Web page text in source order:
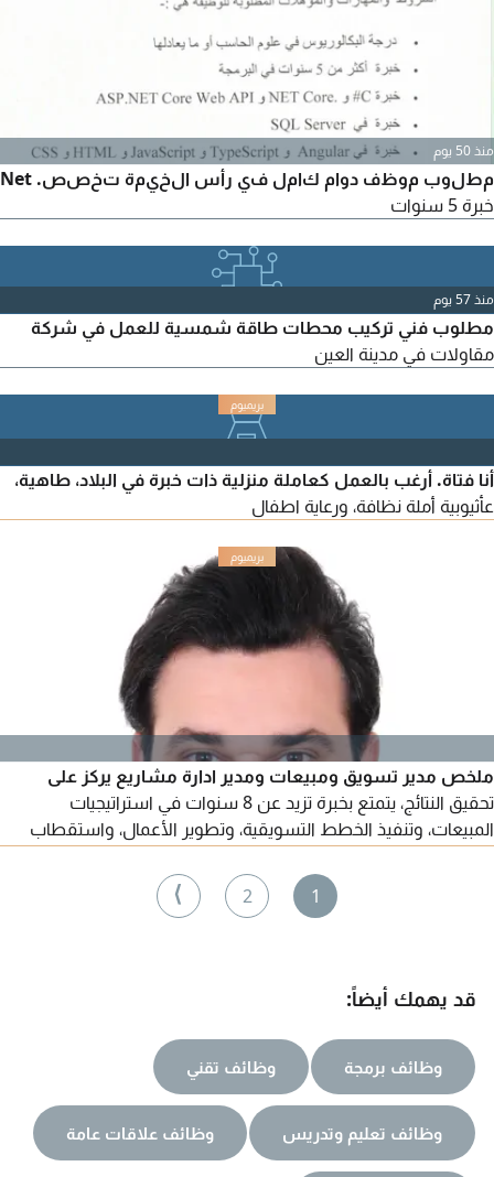
منذ 50 يوم
مطلوب موظف دوام كامل في رأس الخيمة تخصص. Net
خبرة 5 سنوات
منذ 57 يوم
مطلوب فني تركيب محطات طاقة شمسية للعمل في شركة
مقاولات في مدينة العين
أنا فتاة. أرغب بالعمل كعاملة منزلية ذات خبرة في البلاد، طاهية،
عأثيوبية أملة نظافة، ورعاية اطفال
ملخص مدير تسويق ومبيعات ومدير ادارة مشاريع يركز على
تحقيق النتائج، يتمتع بخبرة تزيد عن 8 سنوات في استراتيجيات
المبيعات، وتنفيذ الخطط التسويقية، وتطوير الأعمال، واستقطاب
اعداد وتنفيذ خطط استراتيجية للتسويق والمبيعات تهدف الى تعزيز
نمو الايرادات، وتوسيع قاعدة العملاء، وترسيخ المكانة. يوجد لدينا
1
2
⟩
قد يهمك أيضاً:
وظائف برمجة وظائف تقني
وظائف تعليم وتدريس وظائف علاقات عامة